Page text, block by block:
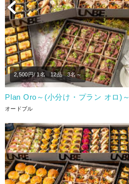
Previous
2,500円/ 1名 12品 3名～
Plan Oro～(小分け・プラン オロ)～
オードブル